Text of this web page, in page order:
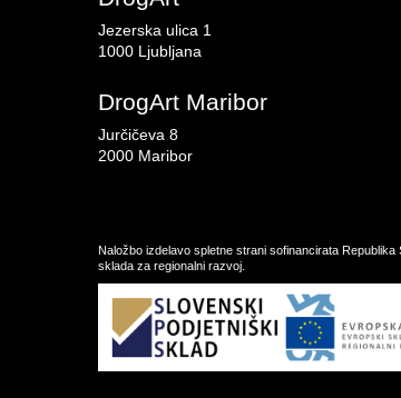
Jezerska ulica 1
1000 Ljubljana
DrogArt Maribor
Jurčičeva 8
2000 Maribor
Naložbo izdelavo spletne strani sofinancirata
sklada za regionalni razvoj.